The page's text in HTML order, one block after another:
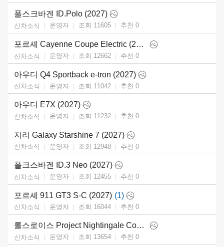
폴스크바겐 ID.Polo (2027)
신차소식 운영자 조회 11605 추천 0
포르셰 Cayenne Coupe Electric (2027)
신차소식 운영자 조회 12662 추천 0
아우디 Q4 Sportback e-tron (2027)
신차소식 운영자 조회 11042 추천 0
아우디 E7X (2027)
신차소식 운영자 조회 11232 추천 0
지리 Galaxy Starshine 7 (2027)
신차소식 운영자 조회 12948 추천 0
폴크스바겐 ID.3 Neo (2027)
신차소식 운영자 조회 12455 추천 0
포르셰 911 GT3 S-C (2027) (1)
신차소식 운영자 조회 16044 추천 0
롤스로이스 Project Nightingale Concept (2026)
신차소식 운영자 조회 13654 추천 0